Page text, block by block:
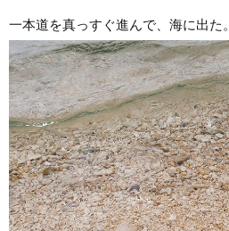
一本道を真っすぐ進んで、海に出た。